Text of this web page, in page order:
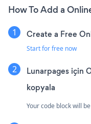
How To Add a
Create a Free
Start for free now
Lunarpages için
kopyala
Your code block will